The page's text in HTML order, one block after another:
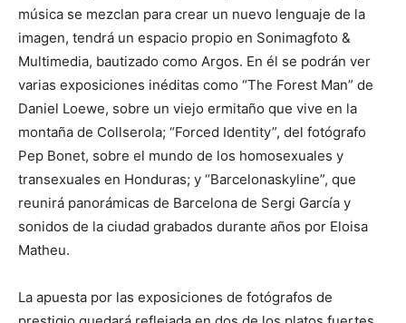
música se mezclan para crear un nuevo lenguaje de la
imagen, tendrá un espacio propio en Sonimagfoto &
Multimedia, bautizado como Argos. En él se podrán ver
varias exposiciones inéditas como “The Forest Man” de
Daniel Loewe, sobre un viejo ermitaño que vive en la
montaña de Collserola; “Forced Identity”, del fotógrafo
Pep Bonet, sobre el mundo de los homosexuales y
transexuales en Honduras; y “Barcelonaskyline”, que
reunirá panorámicas de Barcelona de Sergi García y
sonidos de la ciudad grabados durante años por Eloisa
Matheu.
La apuesta por las exposiciones de fotógrafos de